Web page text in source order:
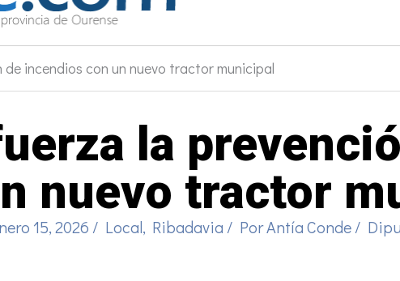
incendios con un nuevo tractor municipal
la
nuevo tractor
15, 2026 / Local, Ribadavia / PorAntía Conde/